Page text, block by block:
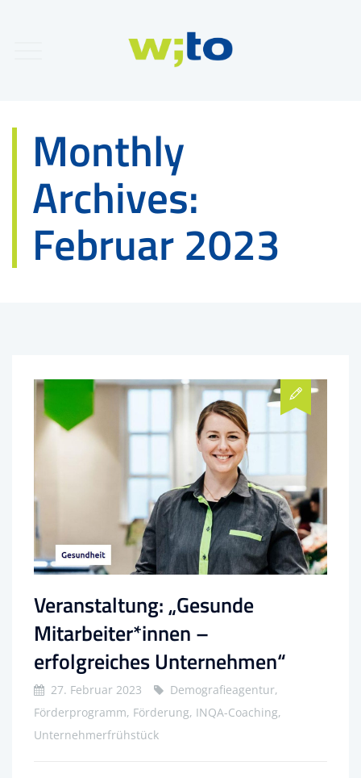
Monthly
Archives:
Februar 2023
Veranstaltung: „Gesunde
Mitarbeiter*innen –
erfolgreiches Unternehmen“
27. Februar 2023
Demografieagentur,
Förderprogramm, Förderung, INQA-Coaching,
Unternehmerfrühstück